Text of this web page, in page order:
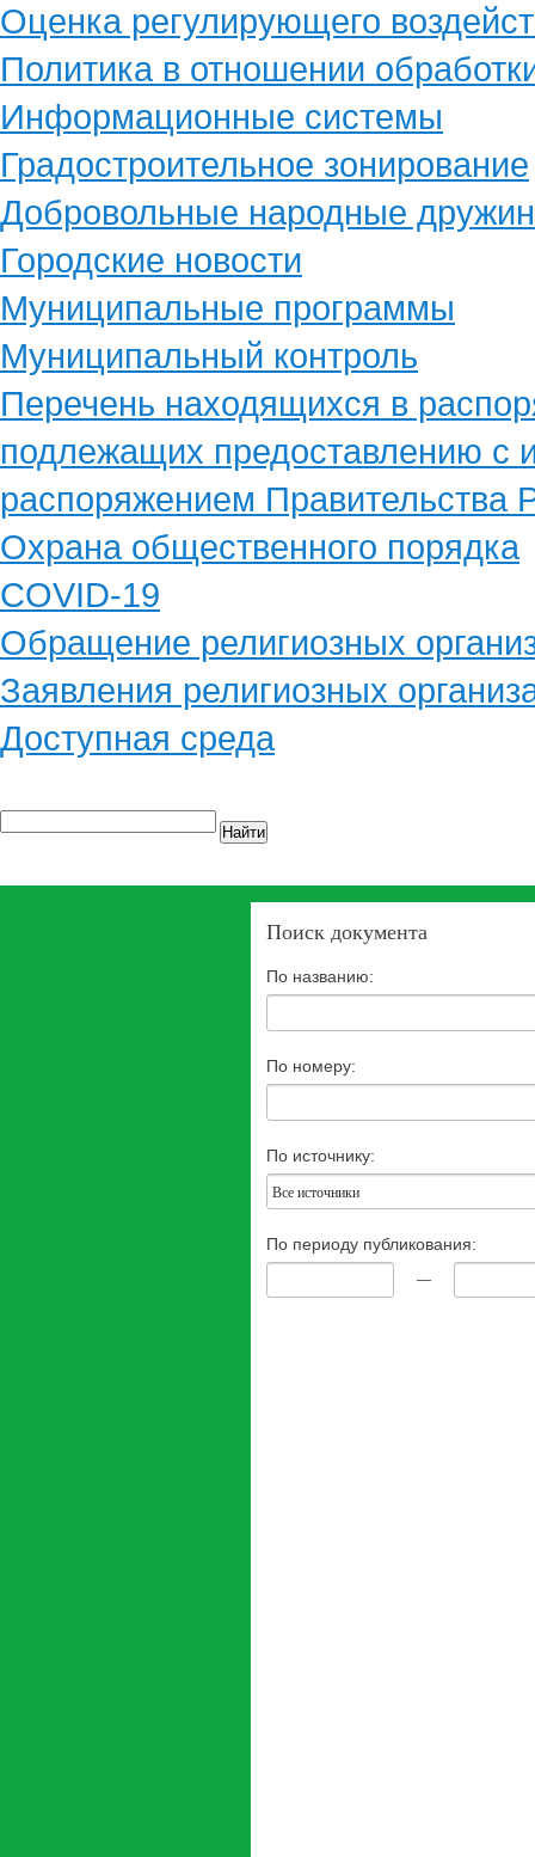
Оценка регулирующего
Политика в отношении
Информационные системы
Градостроительное зонирование
Добровольные народные
Городские новости
Муниципальные программы
Муниципальный контроль
Перечень находящихся в
подлежащих предоставлению с
распоряжением
Охрана общественного порядка
COVID-19
Обращение религиозных
Заявления религиозных
Доступная среда
Найти
Поиск документа
По названию:
По номеру:
По источнику:
Все источники
По периоду публикования:
—